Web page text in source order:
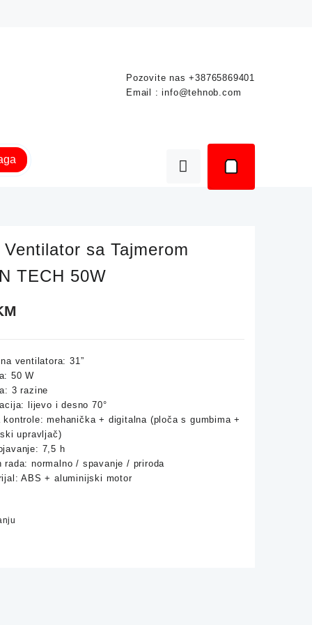
Pozovite nas +38765869401
Email :info@tehnob.com
sa Tajmerom
TECH 50W
ventilatora: 31”
50 W
3 razine
lijevo i desno 70°
kontrole: mehanička + digitalna (ploča s gumbima +
upravljač)
7,5 h
rada: normalno / spavanje / priroda
ABS + aluminijski motor